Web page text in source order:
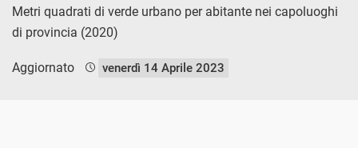
Metri quadrati di verde urbano per abitante nei capoluoghi
di provincia (2020)
Aggiornato venerdì 14 Aprile 2023